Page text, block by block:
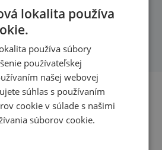
1,33
kW
kW
Benefity
lokalita používa
používa súbory
používateľskej
našej webovej
súhlas s používaním
cookie v súlade s našimi
súborov cookie.